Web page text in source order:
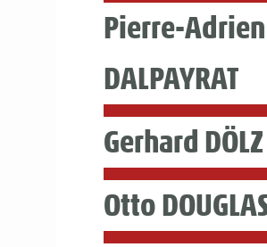
Pierre-Adrien
DALPAYRAT
Gerhard DÖLZ
Otto